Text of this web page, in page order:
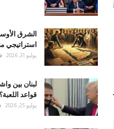
الشرق
استراتيجي
يوليو 31, 2026
لبنان بين
قواعد اللعبة؟
يوليو 25, 2026